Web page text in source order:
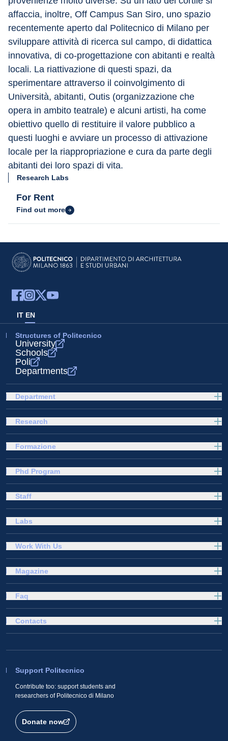
affaccia, inoltre, Off Campus San Siro, uno spazio
recentemente aperto dal Politecnico di Milano per
sviluppare attività di ricerca sul campo, di didattica
innovativa, di co-progettazione con abitanti e realtà
locali. La riattivazione di questi spazi, da
sperimentare attraverso il coinvolgimento di
Università, abitanti, Outis (organizzazione che
opera in ambito teatrale) e alcuni artisti, ha come
obiettivo quello di restituire il valore pubblico a
questi luoghi e avviare un processo di attivazione
locale per la riappropriazione e cura da parte degli
abitanti dei loro spazi di vita.
Research Labs
For Rent
Find out more
IT EN
Structures of Politecnico
University
Schools
Poli
Departments
Department
Research
Formazione
Phd Program
Staff
Labs
Work With Us
Magazine
Faq
Support Politecnico
Contribute too: support students and
researchers of Politecnico di Milano
Donate now
Contacts